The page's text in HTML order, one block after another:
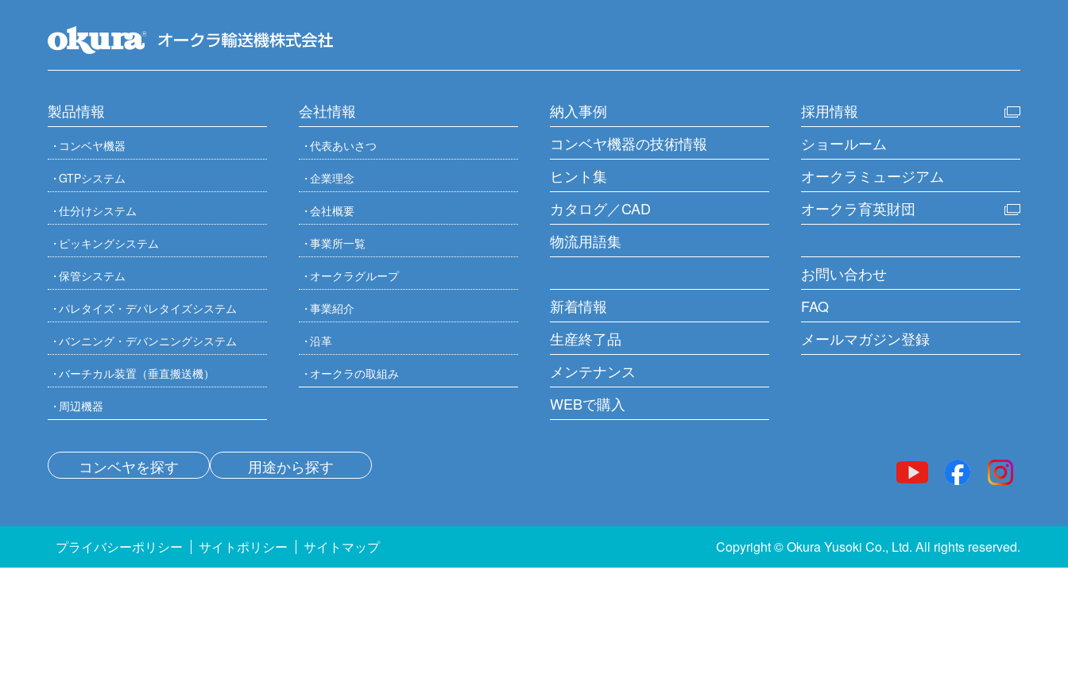
製品情報
コンベヤ機器
GTPシステム
仕分けシステム
ピッキングシステム
保管システム
パレタイズ・デパレタイズシステム
バンニング・デバンニングシステム
バーチカル装置（垂直搬送機）
周辺機器
会社情報
代表あいさつ
企業理念
会社概要
事業所一覧
オークラグループ
事業紹介
沿革
オークラの取組み
納入事例
コンベヤ機器の技術情報
ヒント集
カタログ／CAD
物流用語集
新着情報
生産終了品
メンテナンス
WEBで購入
採用情報
ショールーム
オークラミュージアム
オークラ育英財団
お問い合わせ
FAQ
メールマガジン登録
コンベヤを探す 用途から探す
プライバシーポリシー サイトポリシー サイトマップ Copyright © Okura Yusoki Co., Ltd. All rights reserved.